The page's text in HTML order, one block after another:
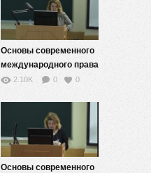
Основы современного
международного права
— 92.10K 0 0
Основы современного